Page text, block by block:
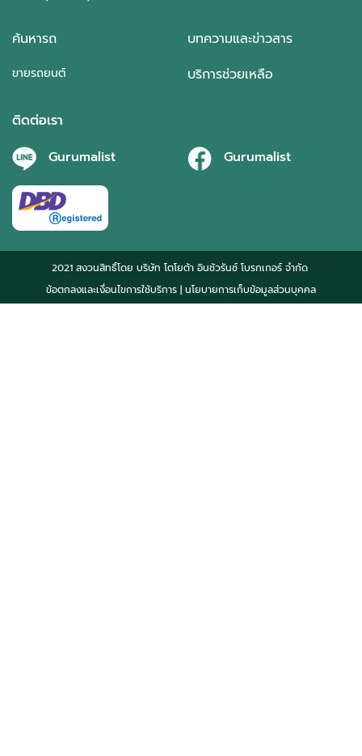
ค้นหารถ บทความและข่าวสาร
ขายรถยนต์ บริการช่วยเหลือ
ติดต่อเรา
Gurumalist
Gurumalist
2021 สงวนสิทธิ์โดย บริษัท โตโยต้า อินชัวรันซ์ โบรกเกอร์ จำกัด
ข้อตกลงและเงื่อนไขการใช้บริการ | นโยบายการเก็บข้อมูลส่วนบุคคล